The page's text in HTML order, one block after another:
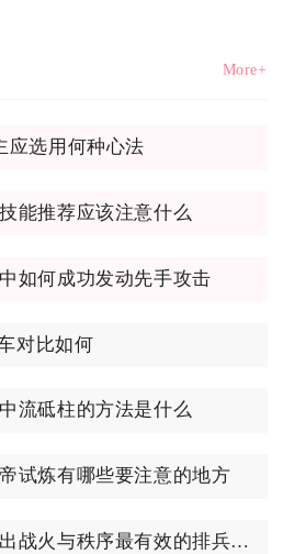
More+
应选用何种心法
能推荐应该注意什么
如何成功发动先手攻击
对比如何
流砥柱的方法是什么
试炼有哪些要注意的地方
最强如何打造出战火与秩序最有效的排兵阵容